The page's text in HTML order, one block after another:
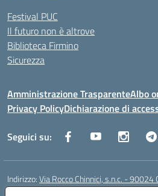
Festival PUC
Il futuro non è altrove
Biblioteca Firmino
Sicurezza
Amministrazione TrasparenteAlbo
Privacy PolicyDichiarazione di
Seguici su:
Indirizzo:Via Rocco Chinnici, s.n.c. - 90024
Centralino: